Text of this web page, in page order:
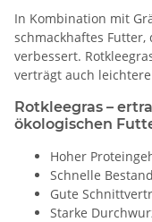
In Kombination mit
schmackhaftes
verbessert.
verträgt auch
Rotkleegras –
ökologischen
Hoher
Schnelle
Gute
Starke